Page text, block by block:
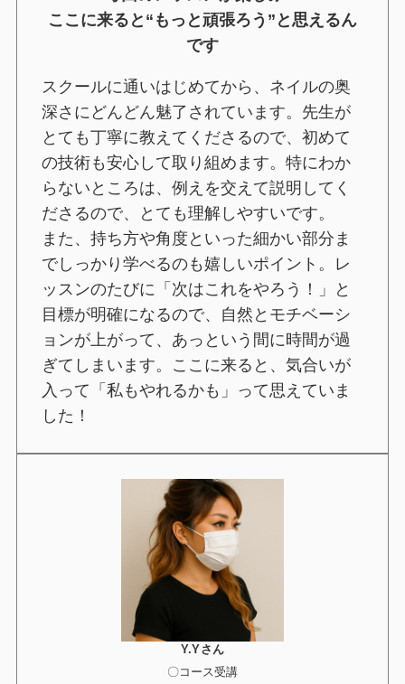
ここに来ると“もっと頑張ろう”と思えるん
です
スクールに通いはじめてから、ネイルの奥
深さにどんどん魅了されています。先生が
とても丁寧に教えてくださるので、初めて
の技術も安心して取り組めます。特にわか
らないところは、例えを交えて説明してく
ださるので、とても理解しやすいです。
また、持ち方や角度といった細かい部分ま
でしっかり学べるのも嬉しいポイント。レ
ッスンのたびに「次はこれをやろう！」と
目標が明確になるので、自然とモチベーシ
ョンが上がって、あっという間に時間が過
ぎてしまいます。ここに来ると、気合いが
入って「私もやれるかも」って思えていま
した！
Y.Yさん
〇コース受講